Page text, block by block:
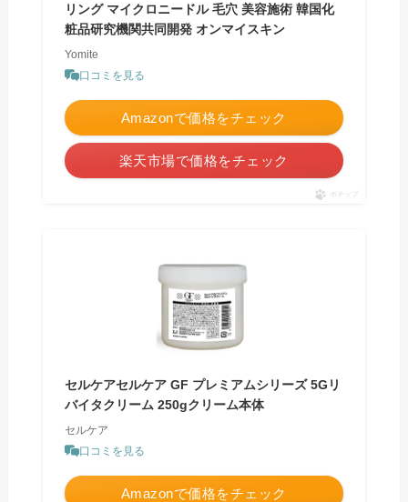
リング マイクロニードル 毛穴 美容施術 韓国化
粧品研究機関共同開発 オンマイスキン
Yomite
口コミを見る
Amazonで価格をチェック
楽天市場で価格をチェック
ポチップ
セルケアセルケア GF プレミアムシリーズ 5Gリ
バイタクリーム 250gクリーム本体
セルケア
口コミを見る
Amazonで価格をチェック